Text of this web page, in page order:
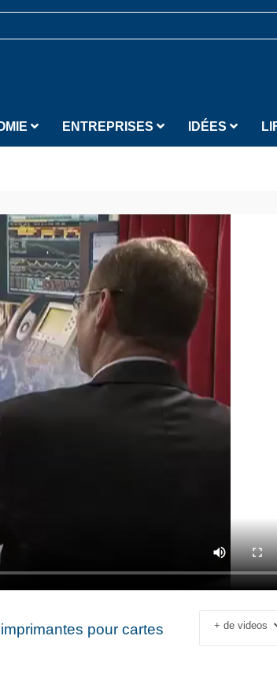
ENTREPRISES IDÉES
pour cartes
+ de videos